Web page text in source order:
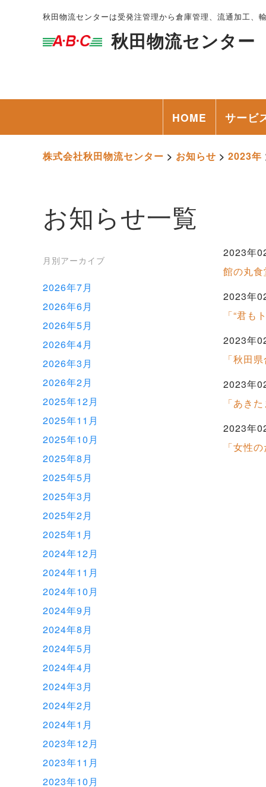
秋田物流センターは受発注管理から倉庫管理、流通加工、
秋田物流センター
HOME サービ
株式会社秋田物流センター > お知らせ > 2023年
お知らせ一覧
月別アーカイブ
2026年7月
2026年6月
2026年5月
2026年4月
2026年3月
2026年2月
2025年12月
2025年11月
2025年10月
2025年8月
2025年5月
2025年3月
2025年2月
2025年1月
2024年12月
2024年11月
2024年10月
2024年9月
2024年8月
2024年5月
2024年4月
2024年3月
2024年2月
2024年1月
2023年12月
2023年11月
2023年10月
2023年
館の丸
2023年
「“君
2023年
「秋田
2023年
「あき
2023年
「女性